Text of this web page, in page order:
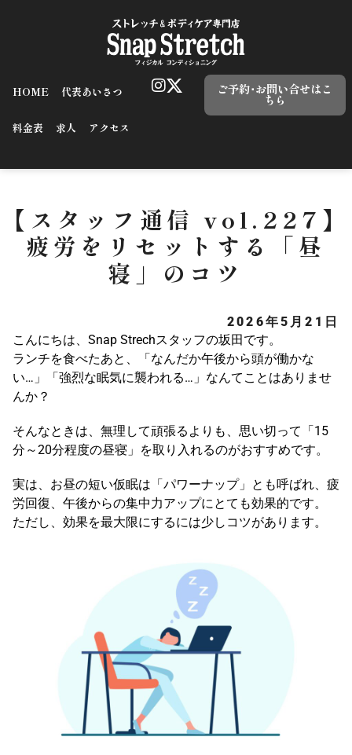
HOME 代表あいさつ
料金表 求人 アクセス
ご予約･お問い合せはこ
ちら
【スタッフ通信 vol.227】
疲労をリセットする「昼
寝」のコツ
2026年5月21日
こんにちは、Snap Strechスタッフの坂田です。
ランチを食べたあと、「なんだか午後から頭が働かな
い…」「強烈な眠気に襲われる…」なんてことはありませ
んか？
そんなときは、無理して頑張るよりも、思い切って「15
分～20分程度の昼寝」を取り入れるのがおすすめです。
実は、お昼の短い仮眠は「パワーナップ」とも呼ばれ、疲
労回復、午後からの集中力アップにとても効果的です。
ただし、効果を最大限にするには少しコツがあります。